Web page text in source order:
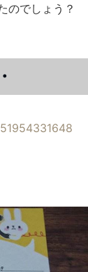
のでしょう？